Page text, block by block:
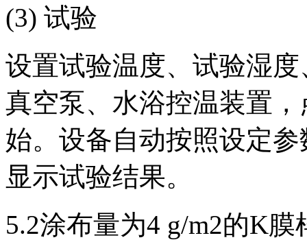
(3) 试验
设置试验温度、试验湿
真空泵、水浴控温装置
始。设备自动按照设定
显示试验结果。
5.2涂布量为4 g/m2的K膜